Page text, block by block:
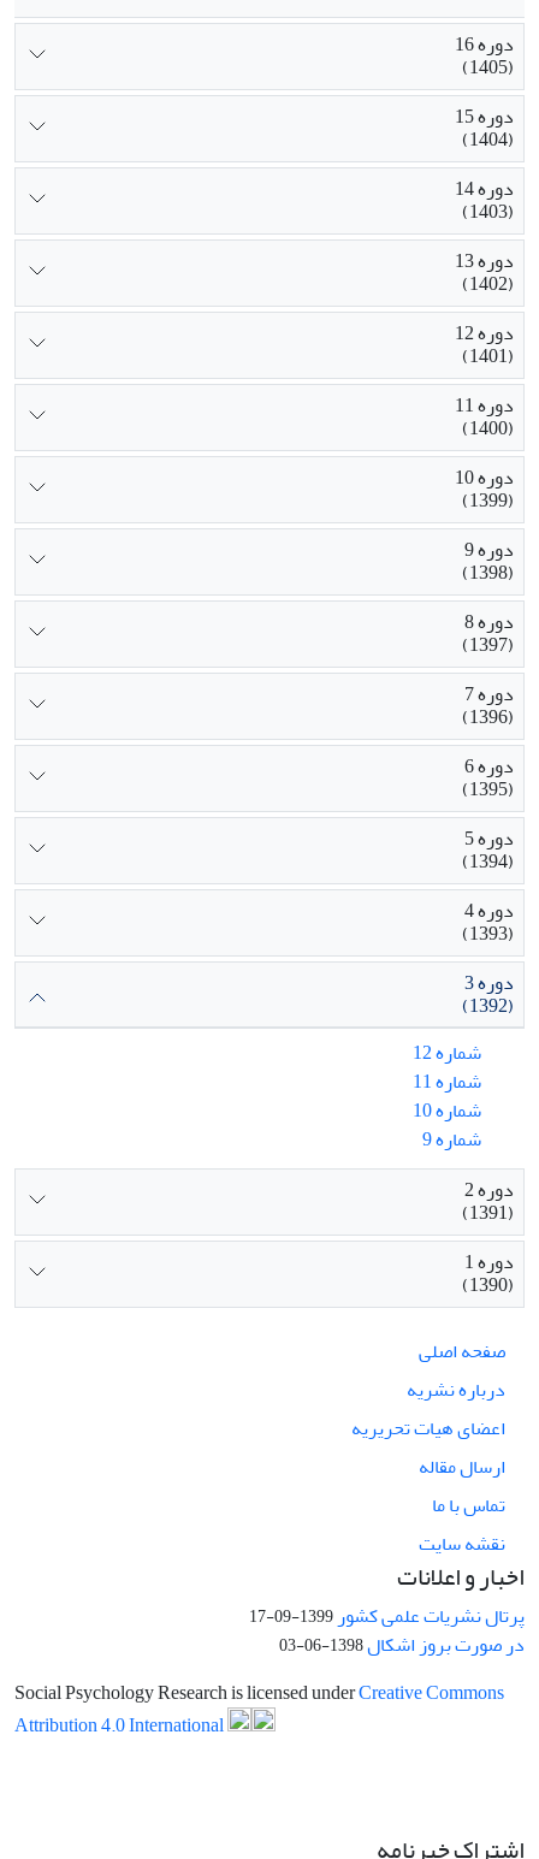
دوره 16
(1405)
دوره 15
(1404)
دوره 14
(1403)
دوره 13
(1402)
دوره 12
(1401)
دوره 11
(1400)
دوره 10
(1399)
دوره 9
(1398)
دوره 8
(1397)
دوره 7
(1396)
دوره 6
(1395)
دوره 5
(1394)
دوره 4
(1393)
دوره 3
(1392)
شماره 12
شماره 11
شماره 10
شماره 9
دوره 2
(1391)
دوره 1
(1390)
صفحه اصلی
درباره نشریه
اعضای هیات تحریریه
ارسال مقاله
تماس با ما
نقشه سایت
اخبار و اعلانات
پرتال نشریات علمی کشور 1399-09-17
در صورت بروز اشکال1398-06-03
Social Psychology Research is licensed underCreative Commons
Attribution 4.0 International